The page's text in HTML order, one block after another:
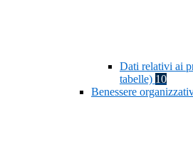
Dati relativi ai
tabelle) 10
Benessere